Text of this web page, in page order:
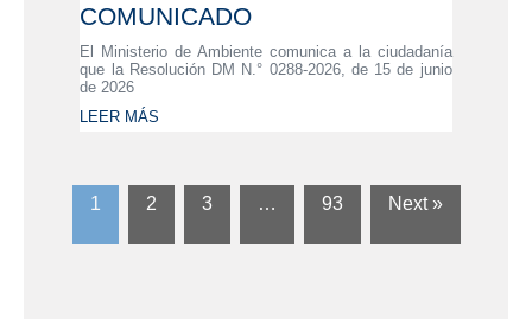
COMUNICADO
El Ministerio de Ambiente comunica a la ciudadanía
que la Resolución DM N.° 0288-2026, de 15 de junio
de 2026
LEER MÁS
1 2 3 … 93 Next »